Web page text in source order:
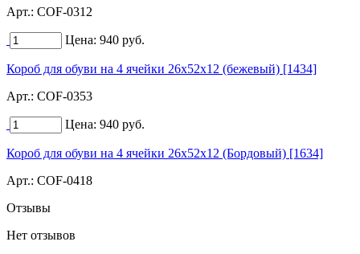
Арт.: COF-0312
Цена: 940 руб.
Короб для обуви на 4 ячейки 26х52х12 (бежевый) [1434]
Арт.: COF-0353
Цена: 940 руб.
Короб для обуви на 4 ячейки 26х52х12 (Бордовый) [1634]
Арт.: COF-0418
Отзывы
Нет отзывов